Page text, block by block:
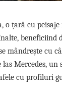
o țară cu
beneficiind
mândrește cu
las Mercedes,
cu profiluri